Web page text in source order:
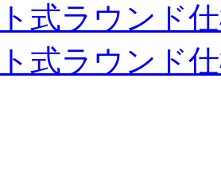
式ラウンド
式ラウンド